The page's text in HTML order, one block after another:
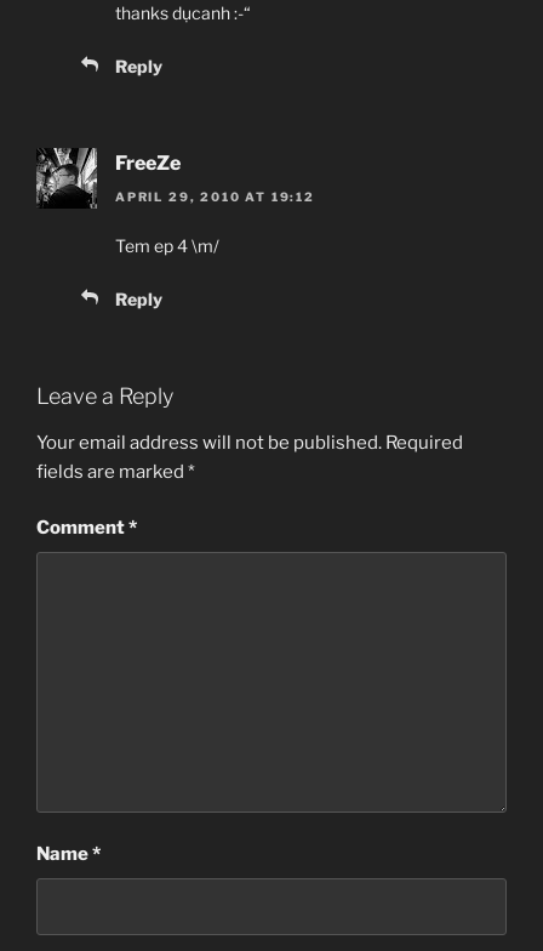
thanks dụcanh :-“
Reply
FreeZe
APRIL 29, 2010 AT 19:12
Tem ep 4 \m/
Reply
Leave a Reply
Your email address will not be published. Required
fields are marked *
Comment*
Name*